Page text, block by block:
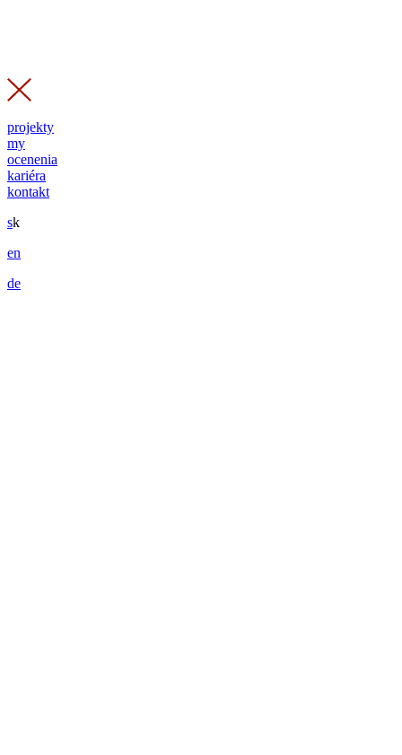
projekty
my
ocenenia
kariéra
kontakt
sk
en
de